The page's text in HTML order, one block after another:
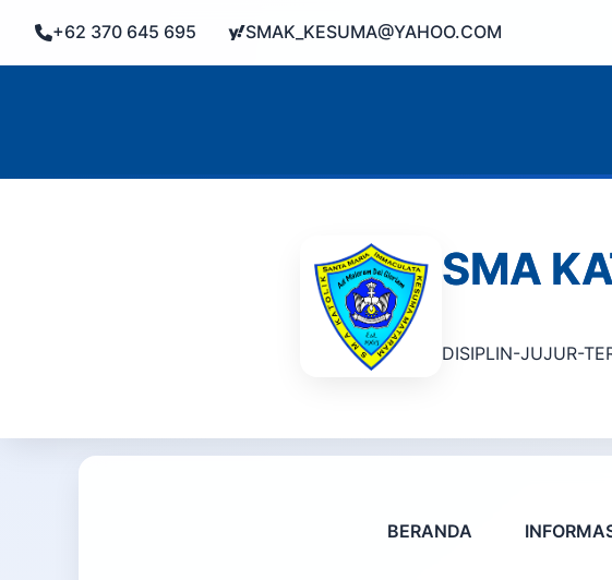
+62 370 645 695 SMAK_KESUMA@YAHOO.COM
SMA
DISIPLIN-JUJUR-
BERANDA